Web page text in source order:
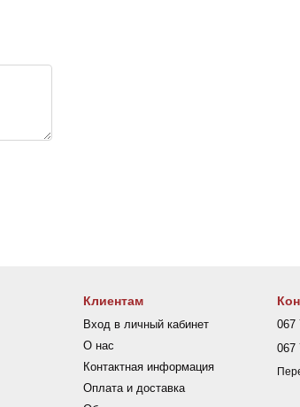
Клиентам
Вход в личный кабинет
О нас
Контактная информация
Оплата и доставка
067
067